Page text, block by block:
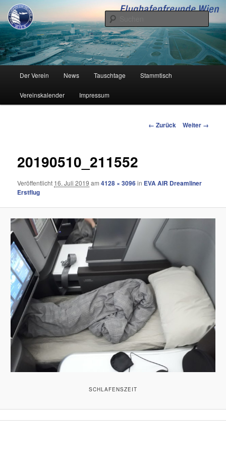
Zum
Inhalt
wechseln
Flughafenfreunde Wien
Der Verein News Tauschtage Stammtisch
Vereinskalender Impressum
Bilder-
← Zurück Weiter →
20190510_211552
Veröffentlicht 16. Juli 2019 am4128 × 3096in EVA AIR Dreamliner
Erstflug
SCHLAFENSZEIT